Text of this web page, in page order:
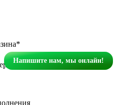
*
данных. *
Напишите нам, мы онлайн!